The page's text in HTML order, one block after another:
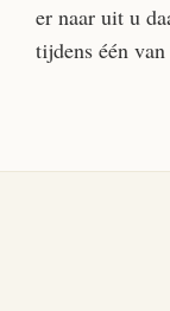
er naar uit u
tijdens één